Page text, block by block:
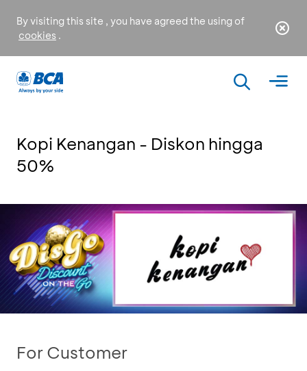
By visiting this site , you have agreed the using of
cookies .
Kopi Kenangan - Diskon hingga
50%
For Customer